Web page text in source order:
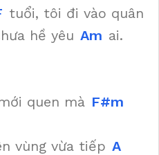
tuổi, tôi đi vào quân
hề yêu Am ai.
quen mà F#m
vùng vừa tiếp A